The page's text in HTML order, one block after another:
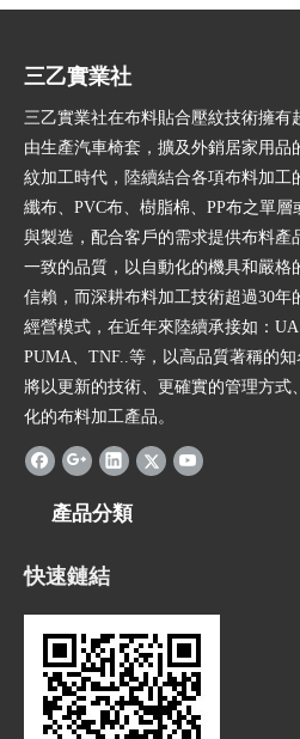
三乙實業社
三乙實業社在布料貼合壓紋技術擁有
由生產汽車椅套，擴及外銷居家用品
紋加工時代，陸續結合各項布料加工
纖布、PVC布、樹脂棉、PP布之單
與製造，配合客戶的需求提供布料產
一致的品質，以自動化的機具和嚴格
信賴，而深耕布料加工技術超過30年
經營模式，在近年來陸續承接如：UA
PUMA、TNF..等，以高品質著稱的
將以更新的技術、更確實的管理方式
化的布料加工產品。
產品分類
快速鏈結